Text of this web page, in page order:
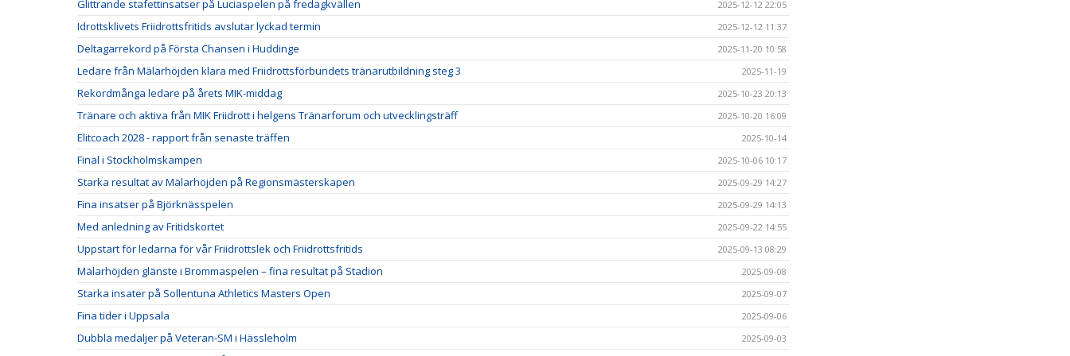
Glittrande stafettinsatser på Luciaspelen på fredagkvällen 2025-12-12 22:05
Idrottsklivets Friidrottsfritids avslutar lyckad termin 2025-12-12 11:37
Deltagarrekord på Första Chansen i Huddinge 2025-11-20 10:58
Ledare från Mälarhöjden klara med Friidrottsförbundets tränarutbildning steg 3 2025-11-19
Rekordmånga ledare på årets MIK-middag 2025-10-23 20:13
Tränare och aktiva från MIK Friidrott i helgens Tränarforum och utvecklingsträff 2025-10-20 16:09
Elitcoach 2028 - rapport från senaste träffen 2025-10-14
Final i Stockholmskampen 2025-10-06 10:17
Starka resultat av Mälarhöjden på Regionsmästerskapen 2025-09-29 14:27
Fina insatser på Björknässpelen 2025-09-29 14:13
Med anledning av Fritidskortet 2025-09-22 14:55
Uppstart för ledarna för vår Friidrottslek och Friidrottsfritids 2025-09-13 08:29
Mälarhöjden glänste i Brommaspelen – fina resultat på Stadion 2025-09-08
Starka insater på Sollentuna Athletics Masters Open 2025-09-07
Fina tider i Uppsala 2025-09-06
Dubbla medaljer på Veteran-SM i Hässleholm 2025-09-03